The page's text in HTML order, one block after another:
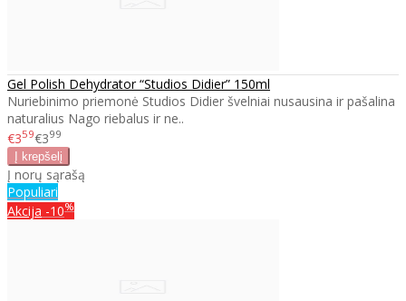
Gel Polish Dehydrator “Studios Didier” 150ml
Nuriebinimo priemonė Studios Didier švelniai nusausina ir pašalina
naturalius Nago riebalus ir ne..
€359€399
Į norų sąrašą
Populiari
Akcija -10%